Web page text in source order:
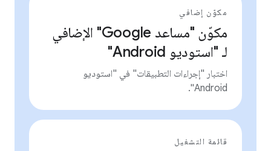
مكوّن إضافي
مكوّن "مساعد Google" الإضافي
لـ "استوديو Android"
اختبار "إجراءات التطبيقات" في "استوديو
Android".
قائمة التشغيل